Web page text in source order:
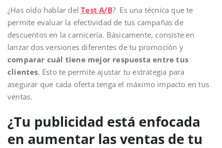
¿Has oído hablar delTest A/B? Es una técnica que te
permite evaluar la efectividad de tus campañas de
descuentos en la carnicería. Básicamente, consiste en
lanzar dos versiones diferentes de tu promoción y
comparar cuál tiene mejor respuesta entre tus
clientes. Esto te permite ajustar tu estrategia para
asegurar que cada oferta tenga el máximo impacto en tus
ventas.
¿Tu publicidad está enfocada
en aumentar las ventas de tu